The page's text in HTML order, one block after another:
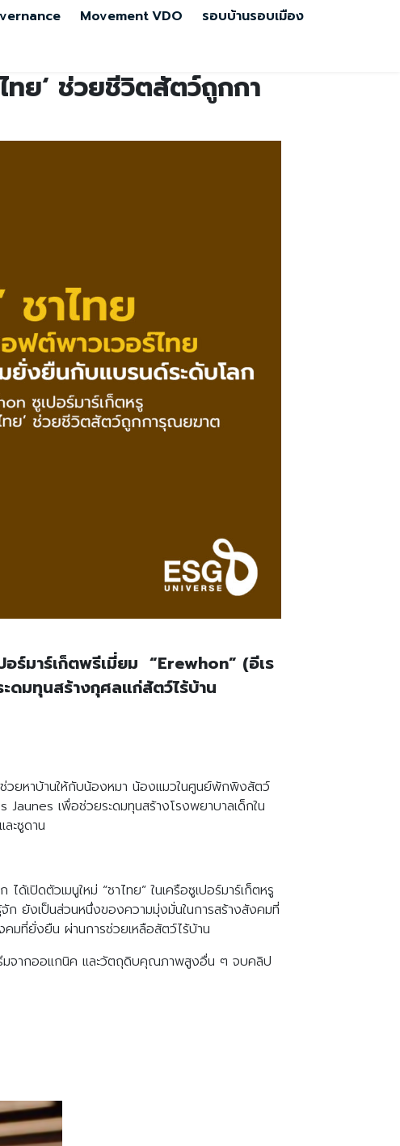
MovementVDO รอบบ้านรอบเมือง
ทย‘ ช่วยชีวิตสัตว์ถูกกา
ร์มาร์เก็ตพรีเมี่ยม “Erewhon” (อีเร
ดมทุนสร้างกุศลแก่สัตว์ไร้บ้าน
ยหาบ้านให้กับน้องหมา น้องแมวในศูนย์พักพิงสัตว์
เพื่อช่วยระดมทุนสร้างโรงพยาบาลเด็กใน
ะซูดาน
เปิดตัวเมนูใหม่ “ชาไทย” ในเครือซูเปอร์มาร์เก็ตหรู
ก ยังเป็นส่วนหนึ่งของความมุ่งมั่นในการสร้างสังคมที่
คมที่ยั่งยืน ผ่านการช่วยเหลือสัตว์ไร้บ้าน
ครีมจากออแกนิค และวัตถุดิบคุณภาพสูงอื่น ๆ จบคลิป